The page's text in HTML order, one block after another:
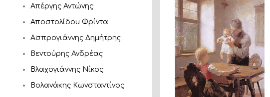
Απέργης Αντώνης
Αποστολίδου Φρίντα
Ασπρογιάννης Δημήτρης
Βεντούρης Ανδρέας
Βλαχογιάννης Νίκος
Βολανάκης Κωνσταντίνος